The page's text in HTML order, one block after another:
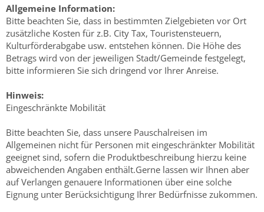
Allgemeine Information:
Bitte beachten Sie, dass in bestimmten Zielgebieten vor Ort
zusätzliche Kosten für z.B. City Tax, Touristensteuern,
Kulturförderabgabe usw. entstehen können. Die Höhe des
Betrags wird von der jeweiligen Stadt/Gemeinde festgelegt,
bitte informieren Sie sich dringend vor Ihrer Anreise.
Hinweis:
Eingeschränkte Mobilität
Bitte beachten Sie, dass unsere Pauschalreisen im
Allgemeinen nicht für Personen mit eingeschränkter Mobilität
geeignet sind, sofern die Produktbeschreibung hierzu keine
abweichenden Angaben enthält.Gerne lassen wir Ihnen aber
auf Verlangen genauere Informationen über eine solche
Eignung unter Berücksichtigung Ihrer Bedürfnisse zukommen.